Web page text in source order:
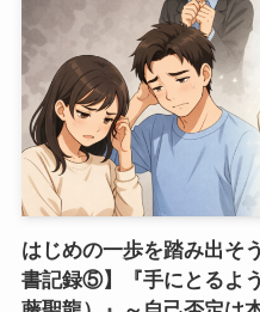
はじめの一歩を踏み出
書記録⑤】『手にとるよ